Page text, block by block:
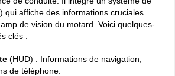
qui affiche des informations cruciales
de vision du motard. Voici quelques-
clés :
(HUD) : Informations de navigation,
de téléphone.